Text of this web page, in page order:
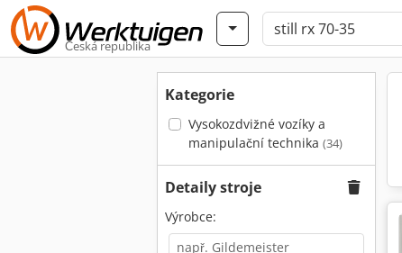
Česká republika
Kategorie
Vysokozdvižné vozíky a
manipulační technika (34)
Detaily stroje
Výrobce: